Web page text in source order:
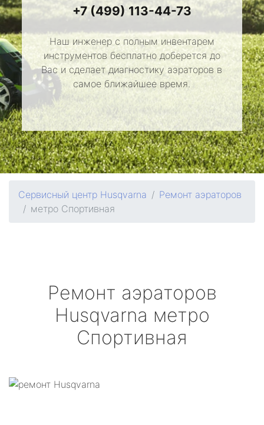
+7 (499) 113-44-73
Наш инженер с полным инвентарем
инструментов бесплатно доберется до
Вас и сделает диагностику аэраторов в
самое ближайшее время.
Сервисный центр Husqvarna
Ремонт аэраторов
метро Спортивная
Ремонт аэраторов
Husqvarna метро
Спортивная